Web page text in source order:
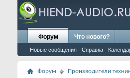
Форум
Новые сообщения Справка
Что нового?
Форум Производители